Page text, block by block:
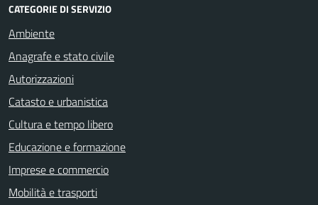
CATEGORIE DI SERVIZIO
Ambiente
Anagrafe e stato civile
Autorizzazioni
Catasto e urbanistica
Cultura e tempo libero
Educazione e formazione
Imprese e commercio
Mobilità e trasporti